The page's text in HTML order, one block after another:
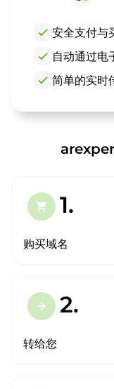
check 安全支付与
check 自动通过电
check 简单的实时
shopping_cart 1.
购买域名
arrow_forward 2.
转给您